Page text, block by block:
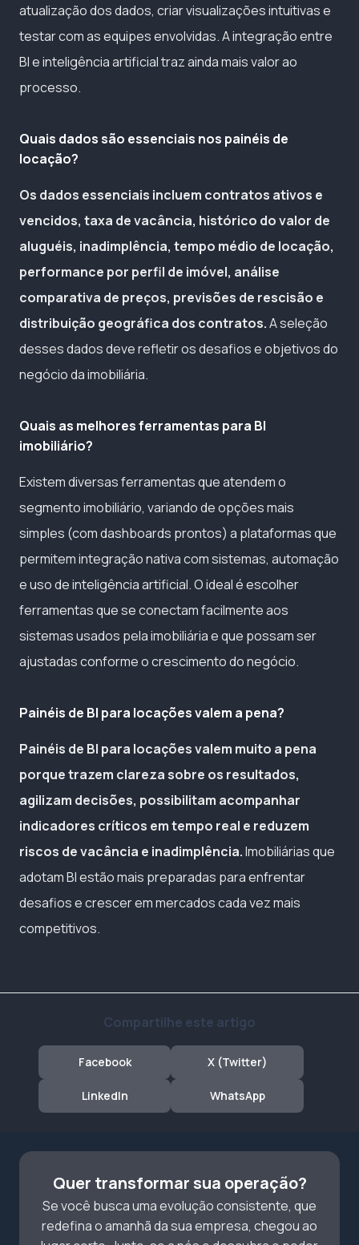
atualização dos dados, criar visualizações intuitivas e
testar com as equipes envolvidas. A integração entre
BI e inteligência artificial traz ainda mais valor ao
processo.
Quais dados são essenciais nos painéis de
locação?
Os dados essenciais incluem contratos ativos e
vencidos, taxa de vacância, histórico do valor de
aluguéis, inadimplência, tempo médio de locação,
performance por perfil de imóvel, análise
comparativa de preços, previsões de rescisão e
distribuição geográfica dos contratos.A seleção
desses dados deve refletir os desafios e objetivos do
negócio da imobiliária.
Quais as melhores ferramentas para BI
imobiliário?
Existem diversas ferramentas que atendem o
segmento imobiliário, variando de opções mais
simples (com dashboards prontos) a plataformas que
permitem integração nativa com sistemas, automação
e uso de inteligência artificial. O ideal é escolher
ferramentas que se conectam facilmente aos
sistemas usados pela imobiliária e que possam ser
ajustadas conforme o crescimento do negócio.
Painéis de BI para locações valem a pena?
Painéis de BI para locações valem muito a pena
porque trazem clareza sobre os resultados,
agilizam decisões, possibilitam acompanhar
indicadores críticos em tempo real e reduzem
riscos de vacância e inadimplência.Imobiliárias que
adotam BI estão mais preparadas para enfrentar
desafios e crescer em mercados cada vez mais
competitivos.
Compartilhe este artigo
Facebook X (Twitter)
LinkedIn WhatsApp
Quer transformar sua operação?
Se você busca uma evolução consistente, que
redefina o amanhã da sua empresa, chegou ao